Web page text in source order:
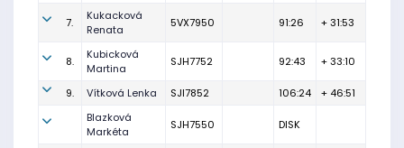
7.
Kukacková
Renata
5VX7950 91:26 + 31:53
8.
Kubicková
Martina
SJH7752 92:43 + 33:10
9. Vítková Lenka SJI7852 106:24
+ 46:51
Blazková
Markéta
SJH7550 DISK